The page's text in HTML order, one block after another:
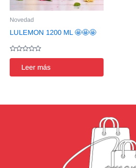
Novedad
LULEMON 1200 ML 🤩🤩🤩
Valorado
de
Leer más